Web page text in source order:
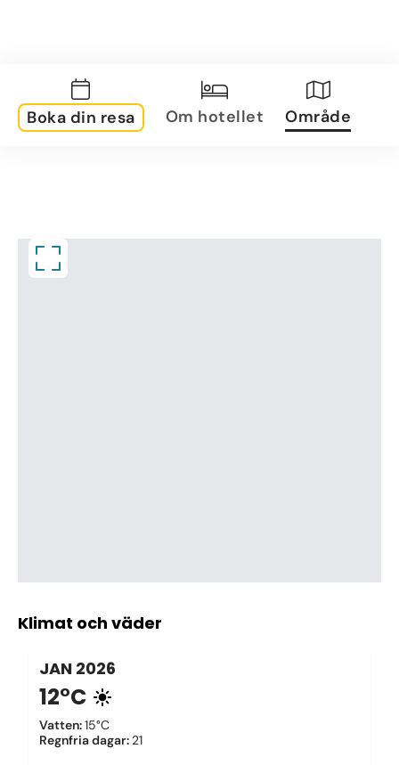
Boka din resa Om hotellet Område
Klimat och väder
JAN 2026
12°C
Vatten:15°C
Regnfria dagar: 21